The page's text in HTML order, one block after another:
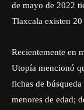
de mayo de 2022
Tlaxcala existen 20
Recientemente en
Utopía mencionó
fichas de
menores de edad;